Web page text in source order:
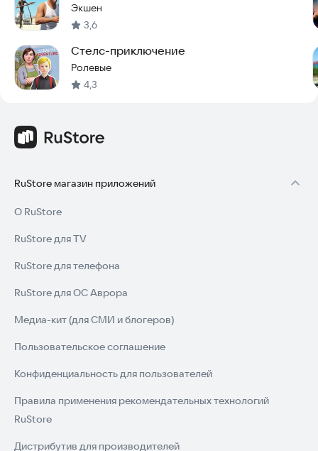
Экшен
3,6
Стелс-приключение
Ролевые
4,3
RuStore магазин приложений
О RuStore
RuStore для TV
RuStore для телефона
RuStore для ОС Аврора
Медиа-кит (для СМИ и блогеров)
Пользовательское соглашение
Конфиденциальность для пользователей
Правила применения рекомендательных технологий
RuStore
Дистрибутив для производителей